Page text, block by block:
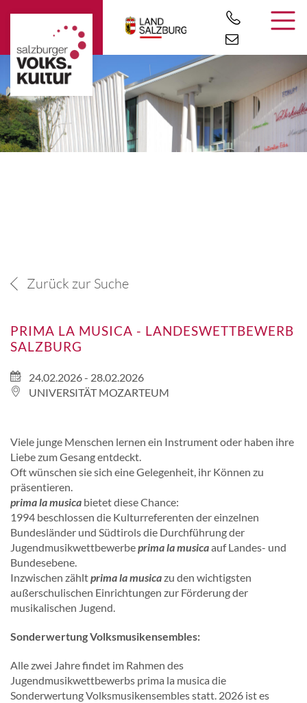
Zurück zur Suche
PRIMA LA MUSICA - LANDESWETTBEWERB
SALZBURG
24.02.2026 - 28.02.2026
UNIVERSITÄT MOZARTEUM
Viele junge Menschen lernen ein Instrument oder haben ihre
Liebe zum Gesang entdeckt.
Oft wünschen sie sich eine Gelegenheit, ihr Können zu
präsentieren.
prima la musica bietet diese Chance:
1994 beschlossen die Kulturreferenten der einzelnen
Bundesländer und Südtirols die Durchführung der
Jugendmusikwettbewerbeprima la musicaauf Landes- und
Bundesebene.
Inzwischen zähltprima la musicazu den wichtigsten
außerschulischen Einrichtungen zur Förderung der
musikalischen Jugend.
Sonderwertung Volksmusikensembles:
Alle zwei Jahre findet im Rahmen des
Jugendmusikwettbewerbs prima la musica die
Sonderwertung Volksmusikensembles statt. 2026 ist es